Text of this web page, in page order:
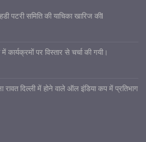
पटरी समिति की याचिका खारिज कीl
पर विस्तार से चर्चा की गयी।
रावत दिल्ली में होने वाले ऑल इंडिया कप में प्रतिभाग